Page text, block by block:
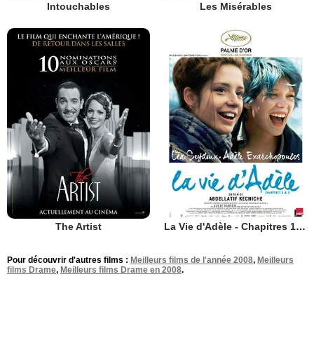
Intouchables Les Misérables
The Artist La Vie d'Adèle - Chapitres 1 et 2
Pour découvrir d'autres films : Meilleurs films de l'année 2008, Meilleurs
films Drame, Meilleurs films Drame en 2008.